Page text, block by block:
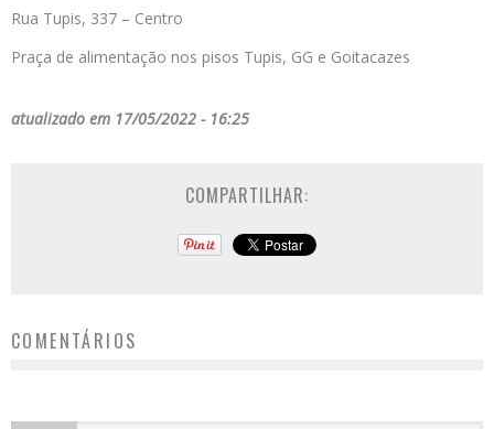
Rua Tupis, 337 – Centro
Praça de alimentação nos pisos Tupis, GG e Goitacazes
atualizado em 17/05/2022 - 16:25
COMPARTILHAR:
COMENTÁRIOS